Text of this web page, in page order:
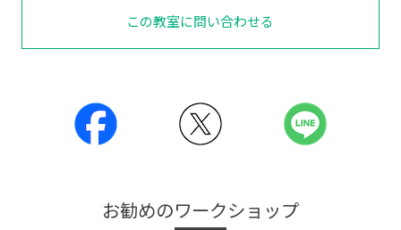
この教室に問い合わせる
お勧めのワークショップ